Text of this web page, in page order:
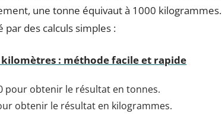
une tonne équivaut à 1000 kilogrammes.
des calculs simples :
: méthode facile et rapide
pour obtenir le résultat en tonnes.
obtenir le résultat en kilogrammes.